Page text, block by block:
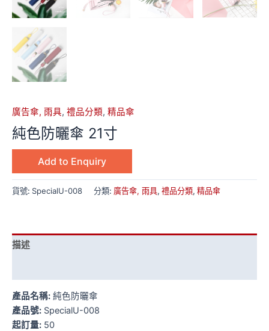
廣告傘, 雨具, 禮品分類, 精品傘
純色防曬傘 21寸
Add to Enquiry
貨號: SpecialU-008 分類: 廣告傘, 雨具, 禮品分類, 精品傘
描述
產品名稱: 純色防曬傘
產品號: SpecialU-008
起訂量: 50